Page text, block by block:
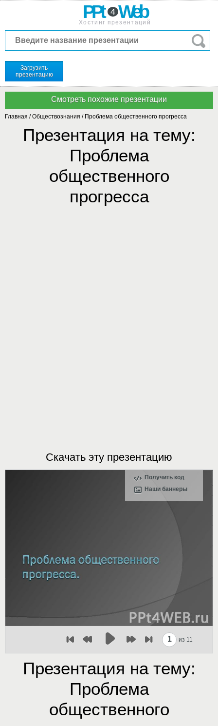
PPt 4 Web
Хостинг презентаций
Загрузить
презентацию
Главная /Обществознания / Проблема общественного прогресса
Презентация на тему:
Проблема
общественного
прогресса
Скачать эту презентацию
Получить код
Наши баннеры
1 из 11
Презентация на тему:
Проблема
общественного